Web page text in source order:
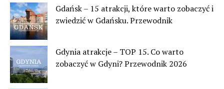
Gdańsk – 15 atrakcji, które warto zobaczyć i
zwiedzić w Gdańsku. Przewodnik
Gdynia atrakcje – TOP 15. Co warto
zobaczyć w Gdyni? Przewodnik 2026